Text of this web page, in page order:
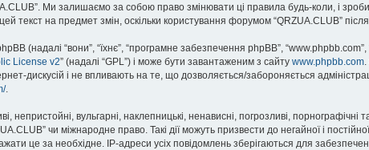
Ми залишаємо за собою право змінювати ці правила будь-коли, і
текст на предмет змін, оскільки користування форумом “QRZUA.CLUB”
(надалі “вони”, “їхнє”, “програмне забезпечення phpBB”,
License v2” (надалі “GPL”) і може бути завантаженим з сайту www.phpbb.com
дискусій і не впливають на те, що дозволяється/забороняється
.
непристойні, вульгарні, наклепницькі, ненависні, погрозливі, порнографічні
чи міжнародне право. Такі дії можуть призвести до негайної і
це за необхідне. IP-адреси усіх повідомлень зберігаються для